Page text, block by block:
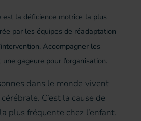
est la déficience motrice la plus
par les équipes de réadaptation
Accompagner les
gageure pour l’organisation.
dans le monde vivent
C’est la cause de
plus fréquente chez l’enfant.